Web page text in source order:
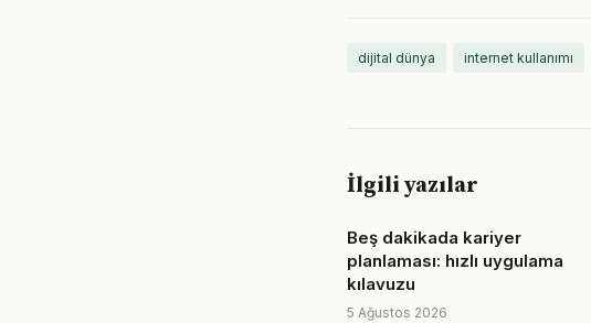
dijital dünya internet kullanımı
İlgili yazılar
Beş dakikada kariyer
planlaması: hızlı uygulama
kılavuzu
5 Ağustos 2026